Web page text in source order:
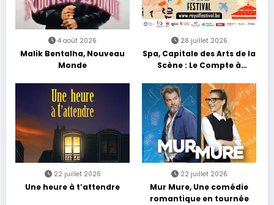
4 août 2026
Malik Bentalha, Nouveau
Monde
28 juillet 2026
Spa, Capitale des Arts de la
Scène : Le Compte à
22 juillet 2026
Une heure à t’attendre
22 juillet 2026
Mur Mure, Une comédie
romantique en tournée